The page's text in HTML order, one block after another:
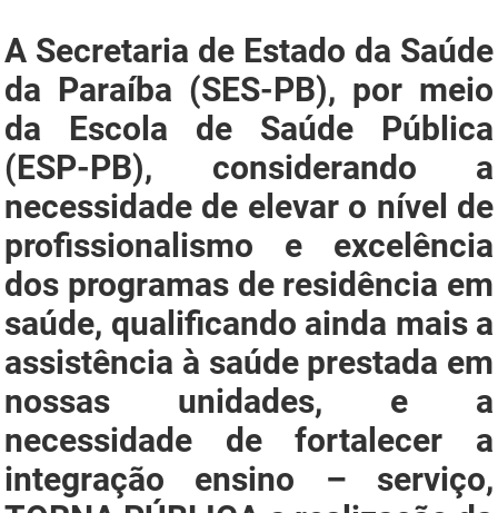
Segurança e Defesa Social
Turismo e Desenvolvimento Econômico
IPHAEP
JUCEP
LIFESA
LOTEP
Ouvidoria Geral do Estado
PAP
PBGÁS
PBPREV
A Secretaria de Estado da Saúde
da Paraíba (SES-PB), por meio
da Escola de Saúde Pública
(ESP-PB), considerando a
necessidade de elevar o nível de
profissionalismo e excelência
dos programas de residência em
saúde, qualificando ainda mais a
assistência à saúde prestada em
nossas unidades, e a
necessidade de fortalecer a
integração ensino – serviço,